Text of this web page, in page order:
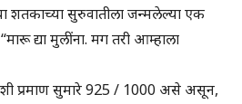
शतकाच्या सुरुवातीला जन्मलेल्या एक
द्या मुलींना. मग तरी आम्हाला
प्रमाण सुमारे 925 / 1000 असे असून,